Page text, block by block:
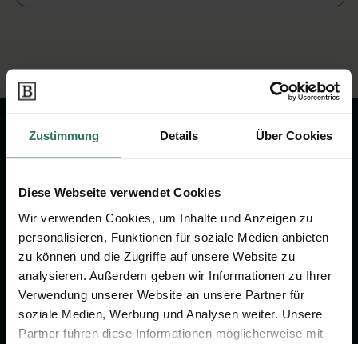
Zustimmung Details Über Cookies
Diese Webseite verwendet Cookies
Wir verwenden Cookies, um Inhalte und Anzeigen zu
personalisieren, Funktionen für soziale Medien anbieten
zu können und die Zugriffe auf unsere Website zu
analysieren. Außerdem geben wir Informationen zu Ihrer
Verwendung unserer Website an unsere Partner für
soziale Medien, Werbung und Analysen weiter. Unsere
Partner führen diese Informationen möglicherweise mit
um das Thema Bestattung &
Vorsorge.
Jetzt beraten lassen
FÜR SIE
FÜR BESTATTER